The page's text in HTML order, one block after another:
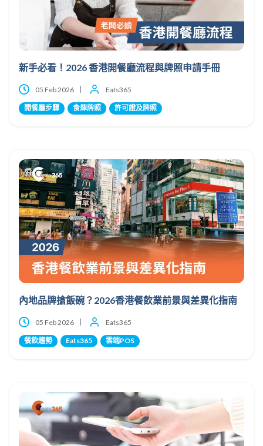
新手必看！2026 香港開餐廳流程與牌照申請手冊
05 Feb 2026 Eats365
開餐廳步驟 食肆牌照 許可證及牌照
內地品牌搶飯碗？2026香港餐飲業前景與差異化指南
05 Feb 2026 Eats365
餐飲趨勢 Eats365 雲端POS